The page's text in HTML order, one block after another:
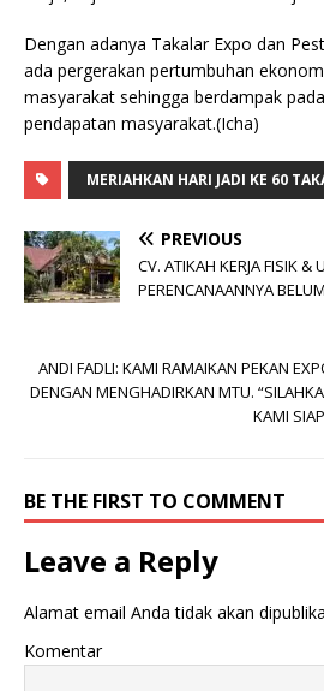
Dengan adanya Takalar Expo dan
ada pergerakan pertumbuhan
masyarakat sehingga berdampak
pendapatan masyarakat.(Icha)
MERIAHKAN HARI JADI KE 60
PREVIOUS
CV. ATIKAH KERJA FISIK &
PERENCANAANNYA
ANDI FADLI: KAMI RAMAIKAN PEKAN
DENGAN MENGHADIRKAN MTU.
KAMI
BE THE FIRST TO COMMENT
Leave a Reply
Alamat email Anda tidak akan
Komentar